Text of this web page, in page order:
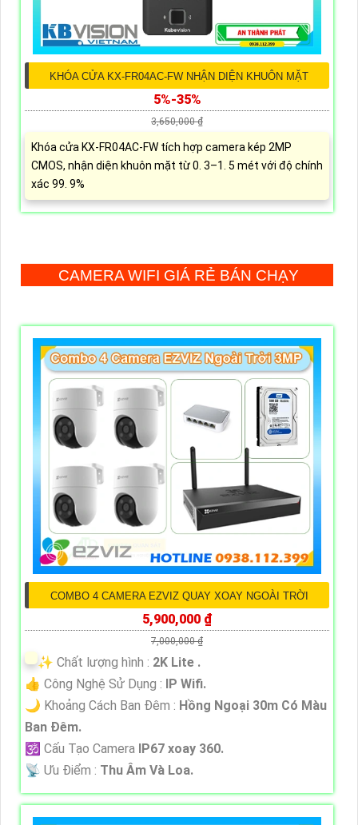
KHÓA CỬA KX-FR04AC-FW NHẬN DIỆN KHUÔN MẶT
5%-35%
3,650,000 ₫
Khóa cửa KX-FR04AC-FW tích hợp camera kép 2MP
CMOS, nhận diện khuôn mặt từ 0. 3–1. 5 mét với độ chính
xác 99. 9%
CAMERA WIFI GIÁ RẺ BÁN CHẠY
COMBO 4 CAMERA EZVIZ QUAY XOAY NGOÀI TRỜI
5,900,000 ₫
7,000,000 ₫
✨ Chất lượng hình : 2K Lite .
👍 Công Nghệ Sử Dụng :
IP Wifi.
🌙 Khoảng Cách Ban Đêm : Hồng Ngoại 30m Có Màu
Ban Ðêm.
🕉️ Cấu Tạo Camera IP67 xoay 360.
️📡 Ưu Điểm : Thu Âm Và Loa.